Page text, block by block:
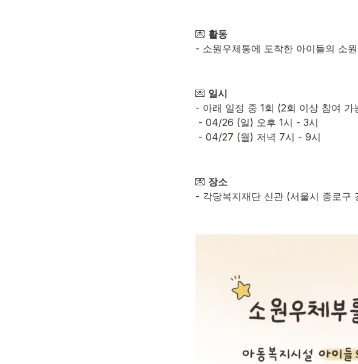
💌 활동
- 소원우체통에 도착한 아이들의 소
💌 일시
- 아래 일정 중 1회 (2회 이상 참여 가
💌 장소
- 각당복지재단 신관 (서울시 종로구